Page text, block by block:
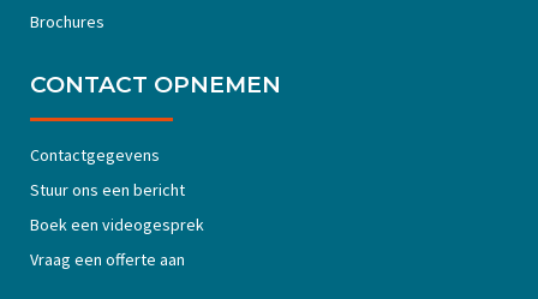
Brochures
CONTACT OPNEMEN
Contactgegevens
Stuur ons een bericht
Boek een videogesprek
Vraag een offerte aan